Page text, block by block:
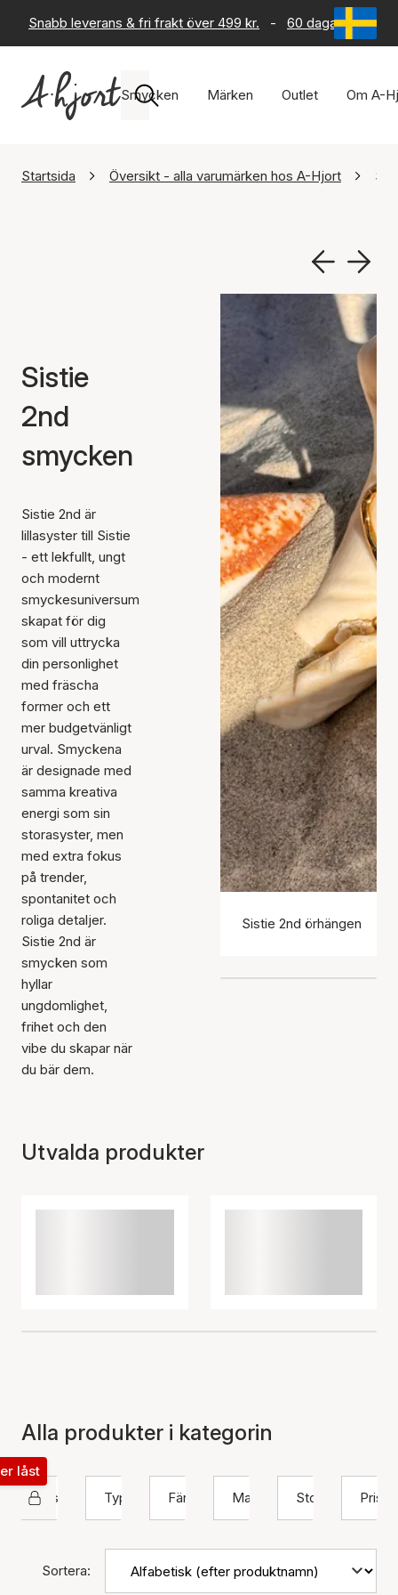
Snabb leverans & fri frakt över 499 kr. - 60 dagars
Smycken Märken Outlet Om A-
Startsida Översikt - alla varumärken hos A-Hjort
Sistie
2nd
smycken
Sistie 2nd är
lillasyster till Sistie
- ett lekfullt, ungt
och modernt
smyckesuniversum
skapat för dig
som vill uttrycka
din personlighet
med fräscha
former och ett
mer budgetvänligt
urval. Smyckena
är designade med
samma kreativa
energi som sin
storasyster, men
med extra fokus
på trender,
spontanitet och
roliga detaljer.
Sistie 2nd är
smycken som
hyllar
ungdomlighet,
frihet och den
vibe du skapar när
du bär dem.
Sistie 2nd örhängen
Utvalda produkter
Alla produkter i kategorin
Sistie 2nd
låst
Typ
Färg Material Storlek Pris
Sortera: